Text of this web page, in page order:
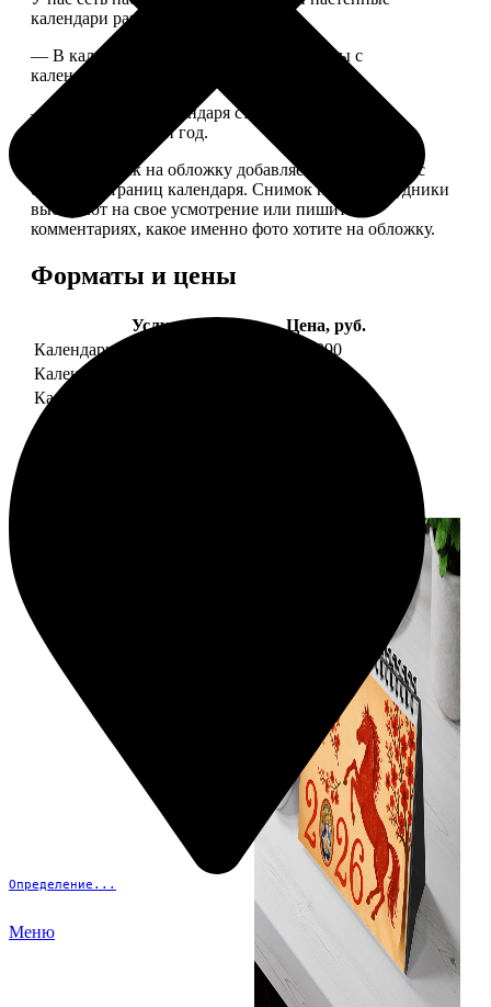
Определение...
Меню
календари разных размеров.
— В календаре 13 листов: обложка+листы с
календарной сеткой.
— Обложка для календаря стандартная, дизайн
обновляем каждый год.
— В кружочек на обложку добавляем фотографию с
одной из страниц календаря. Снимок наши сотрудники
выбирают на свое усмотрение или пишите в
комментариях, какое именно фото хотите на обложку.
Форматы и цены
Услуга
Цена, руб.
Календарь настенный
от 1290
Календарь "домик"
Календарь магнитный отрывной